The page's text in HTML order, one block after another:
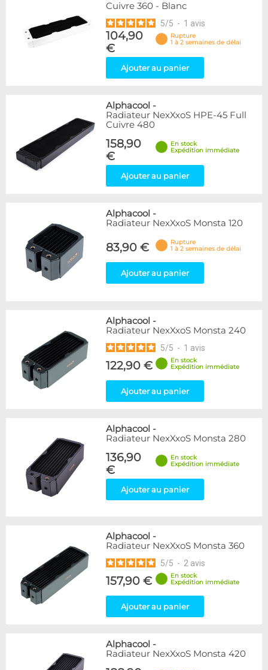
Cuivre 360 - Blanc
5/5 - 1 avis
104,90
€
Rupture
1 à 2 semaines de délai
Ajouter au panier
Alphacool -
Radiateur NexXxoS HPE-45 Full
Cuivre 480
158,90
€
En stock
Expédition immédiate
Ajouter au panier
Alphacool -
Radiateur NexXxoS Monsta 120
83,90 €
Rupture
1 à 2 semaines de délai
Ajouter au panier
Alphacool -
Radiateur NexXxoS Monsta 240
5/5 - 1 avis
122,90 €
En stock
Expédition immédiate
Ajouter au panier
Alphacool -
Radiateur NexXxoS Monsta 280
136,90
€
En stock
Expédition immédiate
Ajouter au panier
Alphacool -
Radiateur NexXxoS Monsta 360
5/5 - 2 avis
157,90 €
En stock
Expédition immédiate
Ajouter au panier
Alphacool -
Radiateur NexXxoS Monsta 420